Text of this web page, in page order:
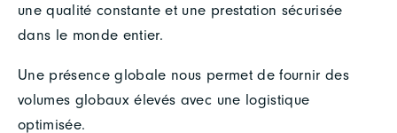
une qualité constante et une prestation sécurisée
dans le monde entier.
Une présence globale nous permet de fournir des
volumes globaux élevés avec une logistique
optimisée.